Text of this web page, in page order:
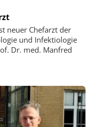
neuer Chefarzt der
und Infektiologie
Dr. med. Manfred